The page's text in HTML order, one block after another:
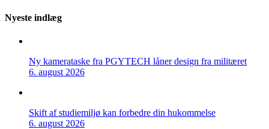
Nyeste indlæg
Ny kamerataske fra PGYTECH låner design fra militæret
6. august 2026
Skift af studiemiljø kan forbedre din hukommelse
6. august 2026